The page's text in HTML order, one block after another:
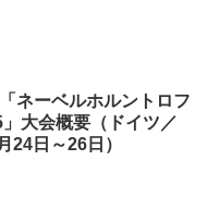
ネーベルホルントロフ
」大会概要（ドイツ／
24日～26日）